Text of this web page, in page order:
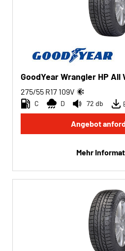
GoodYear Wrangler HP All
275/55 R17 109V
C D 72 db
Angebot
Mehr